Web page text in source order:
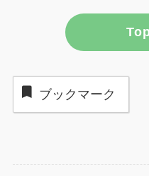
ブックマーク